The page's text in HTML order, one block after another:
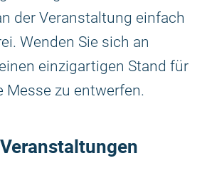
der Veranstaltung einfach
Wenden Sie sich an
einzigartigen Stand für
Messe zu entwerfen.